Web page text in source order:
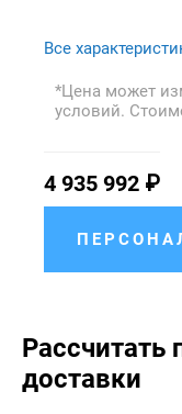
Все
*Цена может
условий.
4 935 992 ₽
Рассчитать
доставки